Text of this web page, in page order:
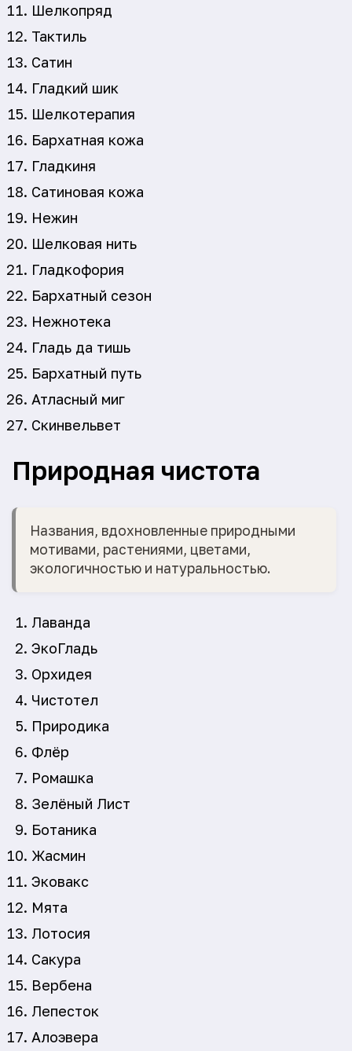
Шелкопряд
Тактиль
Сатин
Гладкий шик
Шелкотерапия
Бархатная кожа
Гладкиня
Сатиновая кожа
Нежин
Шелковая нить
Гладкофория
Бархатный сезон
Нежнотека
Гладь да тишь
Бархатный путь
Атласный миг
Скинвельвет
Природная чистота
Названия, вдохновленные природными
мотивами, растениями, цветами,
экологичностью и натуральностью.
Лаванда
ЭкоГладь
Орхидея
Чистотел
Природика
Флёр
Ромашка
Зелёный Лист
Ботаника
Жасмин
Эковакс
Мята
Лотосия
Сакура
Вербена
Лепесток
Алоэвера